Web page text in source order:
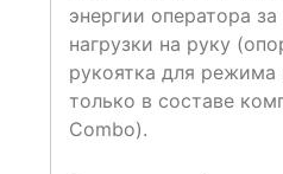
энергии оператора
нагрузки на руку
рукоятка для режима
только в составе
Combo).